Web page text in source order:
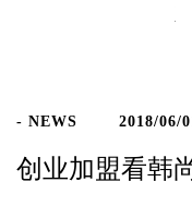
- NEWS 2018/06/
创业加盟看韩